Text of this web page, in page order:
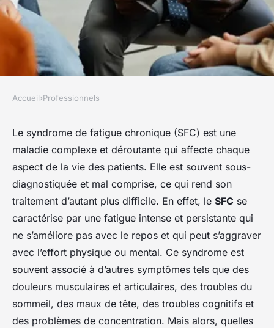
Quelles sont les approches
thérapeutiques pour la prise
en charge du syndrome de
fatigue chronique en pratique
clinique?
Accueil›Professionnels
Le syndrome de fatigue chronique (SFC) est une
maladie complexe et déroutante qui affecte chaque
aspect de la vie des patients. Elle est souvent sous-
diagnostiquée et mal comprise, ce qui rend son
traitement d’autant plus difficile. En effet, le SFC se
caractérise par une fatigue intense et persistante qui
ne s’améliore pas avec le repos et qui peut s’aggraver
avec l’effort physique ou mental. Ce syndrome est
souvent associé à d’autres symptômes tels que des
douleurs musculaires et articulaires, des troubles du
sommeil, des maux de tête, des troubles cognitifs et
des problèmes de concentration. Mais alors, quelles